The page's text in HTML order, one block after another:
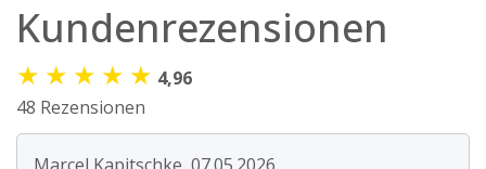
Kundenrezensionen
★ ★ ★ ★ ★ 4,96
48 Rezensionen